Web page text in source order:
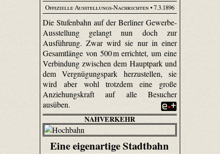
Offizielle Ausstellungs-Nachrichten• 7.3.1896
Die Stufenbahn auf der Berliner Gewerbe-
Ausstellung gelangt nun doch zur
Ausführung. Zwar wird sie nur in einer
Gesamtlänge von 500 m errichtet, um eine
Verbindung zwischen dem Hauptpark und
dem Vergnügungspark herzustellen, sie
wird aber wohl trotzdem eine große
Anziehungskraft auf alle Besucher
ausüben.
NAHVERKEHR
Eine eigenartige Stadtbahn